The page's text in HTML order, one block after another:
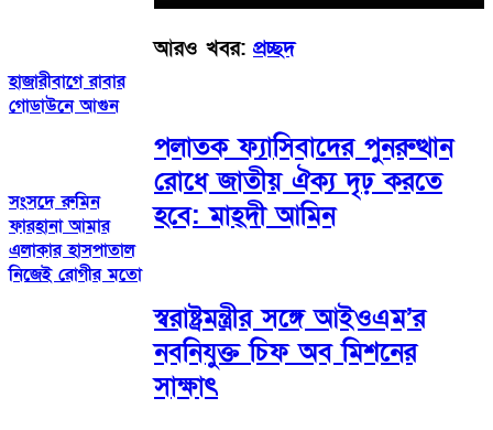
হাজারীবাগে রাবার
গোডাউনে আগুন
সংসদে রুমিন
ফারহানা আমার
এলাকার হাসপাতাল
নিজেই রোগীর মতো
আরও খবর: প্রচ্ছদ
পলাতক ফ্যাসিবাদের পুনরুত্থান
রোধে জাতীয় ঐক্য দৃঢ় করতে
হবে: মাহ্দী আমিন
স্বরাষ্ট্রমন্ত্রীর সঙ্গে আইওএম’র
নবনিযুক্ত চিফ অব মিশনের
সাক্ষাৎ